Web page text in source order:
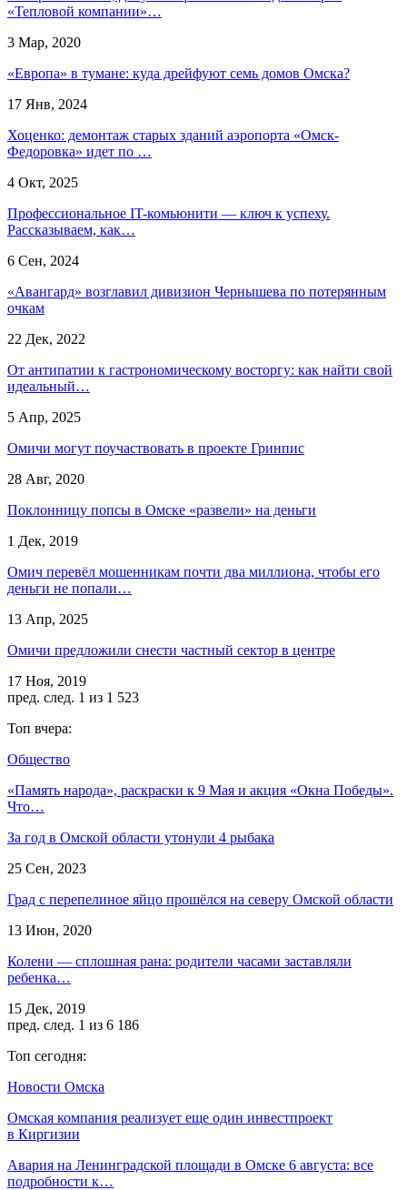
«Тепловой компании»…
3 Мар, 2020
«Европа» в тумане: куда дрейфуют семь домов Омска?
17 Янв, 2024
Хоценко: демонтаж старых зданий аэропорта «Омск-
Федоровка» идет по …
4 Окт, 2025
Профессиональное IT-комьюнити — ключ к успеху.
Рассказываем, как…
6 Сен, 2024
«Авангард» возглавил дивизион Чернышева по потерянным
очкам
22 Дек, 2022
От антипатии к гастрономическому восторгу: как найти свой
идеальный…
5 Апр, 2025
Омичи могут поучаствовать в проекте Гринпис
28 Авг, 2020
Поклонницу попсы в Омске «развели» на деньги
1 Дек, 2019
Омич перевёл мошенникам почти два миллиона, чтобы его
деньги не попали…
13 Апр, 2025
Омичи предложили снести частный сектор в центре
17 Ноя, 2019
пред. след. 1 из 1 523
Топ вчера:
Общество
«Память народа», раскраски к 9 Мая и акция «Окна Победы».
Что…
За год в Омской области утонули 4 рыбака
25 Сен, 2023
Град с перепелиное яйцо прошёлся на северу Омской области
13 Июн, 2020
Колени — сплошная рана: родители часами заставляли
ребенка…
15 Дек, 2019
пред. след. 1 из 6 186
Топ сегодня:
Новости Омска
Омская компания реализует еще один инвестпроект
в Киргизии
Авария на Ленинградской площади в Омске 6 августа: все
подробности к…